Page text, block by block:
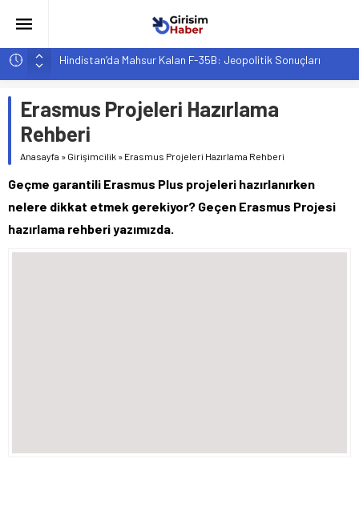
Hindistan’da Mahsur Kalan F-35B: Jeopolitik Sonuçları
Yapay Zeka Destekli Asistanlar: Elon Musk’tan Romantik Bir
Hamle mi?
Girişimcilik ve Yaşam Tarzı: Şehir Değişiminin Nedenleri ve
Etkileri
YZ ile Tüketici Girişimciliği: Yeni Sosyal Bağlantılar
Girişimciler İçin MYK Belgeli Personel İstihdamı Neden Artık
Bir Tercih Değil, Zorunluluk?
Erasmus Projeleri Hazırlama
Rehberi
Anasayfa » Girişimcilik » Erasmus Projeleri Hazırlama Rehberi
Geçme garantili Erasmus Plus projeleri hazırlanırken
nelere dikkat etmek gerekiyor? Geçen Erasmus Projesi
hazırlama rehberi yazımızda.